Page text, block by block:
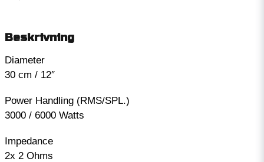
Beskrivning
Diameter
30 cm / 12″
Power Handling (RMS/SPL.)
3000 / 6000 Watts
Impedance
2x 2 Ohms